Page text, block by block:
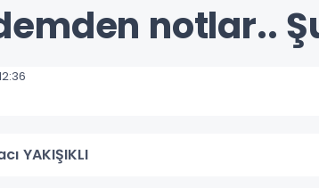
notlar..
YAKIŞIKLI